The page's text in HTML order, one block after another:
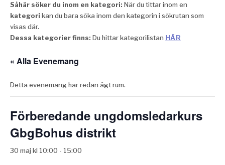
Såhär söker du inom en kategori: När du tittar inom en
kategori kan du bara söka inom den kategorin i sökrutan som
visas där.
Dessa kategorier finns: Du hittar kategorilistan HÄR
« Alla Evenemang
Detta evenemang har redan ägt rum.
Förberedande ungdomsledarkurs
GbgBohus distrikt
30 maj kl 10:00 - 15:00